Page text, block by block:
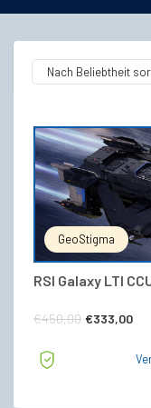
GeoStigma
RSI Galaxy LTI
€450,00 €333,00